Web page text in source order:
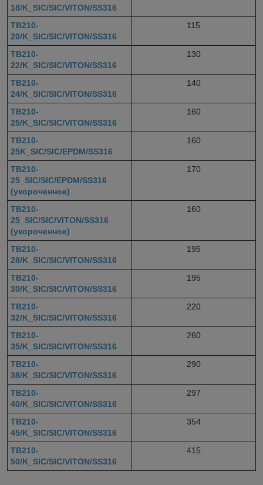
18/K_SIC/SIC/VITON/SS316
TB210-
20/K_SIC/SIC/VITON/SS316
115
TB210-
22/K_SIC/SIC/VITON/SS316
130
TB210-
24/K_SIC/SIC/VITON/SS316
140
TB210-
25/K_SIC/SIC/VITON/SS316
160
TB210-
25K_SIC/SIC/EPDM/SS316
160
TB210-
25_SIC/SIC/EPDM/SS316
(укороченное)
170
TB210-
25_SIC/SIC/VITON/SS316
(укороченное)
160
TB210-
28/K_SIC/SIC/VITON/SS316
195
TB210-
30/K_SIC/SIC/VITON/SS316
195
TB210-
32/K_SIC/SIC/VITON/SS316
220
TB210-
35/K_SIC/SIC/VITON/SS316
260
TB210-
38/K_SIC/SIC/VITON/SS316
290
TB210-
40/K_SIC/SIC/VITON/SS316
297
TB210-
45/K_SIC/SIC/VITON/SS316
354
TB210-
50/K_SIC/SIC/VITON/SS316
415